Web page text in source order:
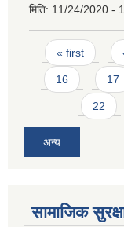
मिति: 11/24/2020 -
Pages
« first
16 17
22
अन्य
सामाजिक